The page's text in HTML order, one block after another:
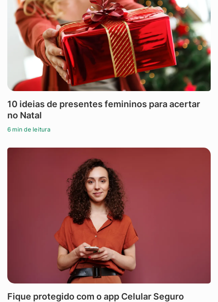
10 ideias de presentes femininos para acertar
no Natal
6 min de leitura
Fique protegido com o app Celular Seguro